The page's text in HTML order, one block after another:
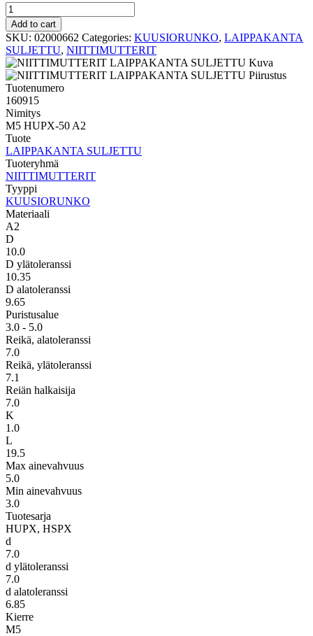
KUUSIORUNKO
LAIPPAKANTA
SULJETTU
M5
HUPX-
50
A2
quantity
Add to cart
SKU: 02000662 Categories: KUUSIORUNKO, LAIPPAKANTA
SULJETTU, NIITTIMUTTERIT
Tuotenumero
160915
Nimitys
M5 HUPX-50 A2
Tuote
LAIPPAKANTA SULJETTU
Tuoteryhmä
NIITTIMUTTERIT
Tyyppi
KUUSIORUNKO
Materiaali
A2
D
10.0
D ylätoleranssi
10.35
D alatoleranssi
9.65
Puristusalue
3.0 - 5.0
Reikä, alatoleranssi
7.0
Reikä, ylätoleranssi
7.1
Reiän halkaisija
7.0
K
1.0
L
19.5
Max ainevahvuus
5.0
Min ainevahvuus
3.0
Tuotesarja
HUPX, HSPX
d
7.0
d ylätoleranssi
7.0
d alatoleranssi
6.85
Kierre
M5